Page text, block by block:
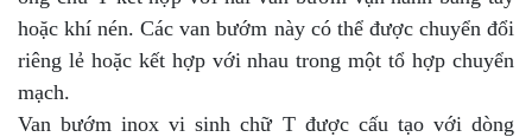
hoặc khí nén. Các van bướm này có thể được chuyển đổi
riêng lẻ hoặc kết hợp với nhau trong một tổ hợp chuyển
mạch.
Van bướm inox vi sinh chữ T được cấu tạo với dòng